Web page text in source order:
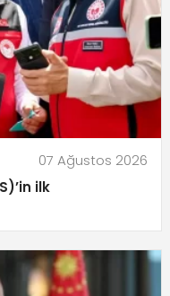
07 Ağustos 2026
ilk